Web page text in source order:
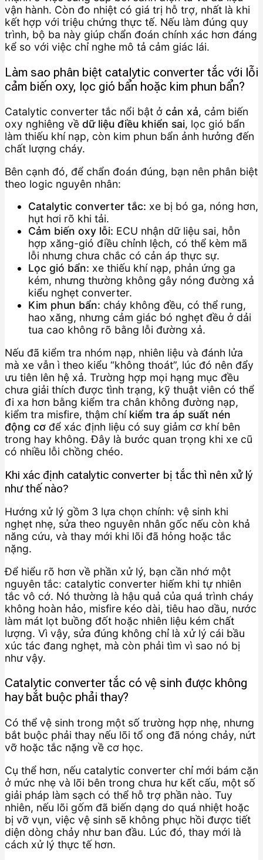
vận hành. Còn đo nhiệt có giá trị hỗ trợ, nhất là khi
kết hợp với triệu chứng thực tế. Nếu làm đúng quy
trình, bộ ba này giúp chẩn đoán chính xác hơn đáng
kể so với việc chỉ nghe mô tả cảm giác lái.
Làm sao phân biệt catalytic converter tắc với lỗi
cảm biến oxy, lọc gió bẩn hoặc kim phun bẩn?
Catalytic converter tắc nổi bật ở cản xả, cảm biến
oxy nghiêng về dữ liệu điều khiển sai, lọc gió bẩn
làm thiếu khí nạp, còn kim phun bẩn ảnh hưởng đến
chất lượng cháy.
Bên cạnh đó, để chẩn đoán đúng, bạn nên phân biệt
theo logic nguyên nhân:
Catalytic converter tắc: xe bị bó ga, nóng hơn,
hụt hơi rõ khi tải.
Cảm biến oxy lỗi: ECU nhận dữ liệu sai, hỗn
hợp xăng-gió điều chỉnh lệch, có thể kèm mã
lỗi nhưng chưa chắc có cản áp thực sự.
Lọc gió bẩn: xe thiếu khí nạp, phản ứng ga
kém, nhưng thường không gây nóng đường xả
kiểu nghẹt converter.
Kim phun bẩn: cháy không đều, có thể rung,
hao xăng, nhưng cảm giác bó nghẹt đều ở dải
tua cao không rõ bằng lỗi đường xả.
Nếu đã kiểm tra nhóm nạp, nhiên liệu và đánh lửa
mà xe vẫn ì theo kiểu “không thoát”, lúc đó nên đẩy
ưu tiên lên hệ xả. Trường hợp mọi hạng mục đều
chưa giải thích được tình trạng, kỹ thuật viên có thể
đi xa hơn bằng kiểm tra chân không đường nạp,
kiểm tra misfire, thậm chí kiểm tra áp suất nén
động cơ để xác định liệu có suy giảm cơ khí bên
trong hay không. Đây là bước quan trọng khi xe cũ
có nhiều lỗi chồng chéo.
Khi xác định catalytic converter bị tắc thì nên xử lý
như thế nào?
Hướng xử lý gồm 3 lựa chọn chính: vệ sinh khi
nghẹt nhẹ, sửa theo nguyên nhân gốc nếu còn khả
năng cứu, và thay mới khi lõi đã hỏng hoặc tắc
nặng.
Để hiểu rõ hơn về phần xử lý, bạn cần nhớ một
nguyên tắc: catalytic converter hiếm khi tự nhiên
tắc vô cớ. Nó thường là hậu quả của quá trình cháy
không hoàn hảo, misfire kéo dài, tiêu hao dầu, nước
làm mát lọt buồng đốt hoặc nhiên liệu kém chất
lượng. Vì vậy, sửa đúng không chỉ là xử lý cái bầu
xúc tác đang nghẹt, mà còn phải tìm vì sao nó bị
như vậy.
Catalytic converter tắc có vệ sinh được không
hay bắt buộc phải thay?
Có thể vệ sinh trong một số trường hợp nhẹ, nhưng
bắt buộc phải thay nếu lõi tổ ong đã nóng chảy, nứt
vỡ hoặc tắc nặng về cơ học.
Cụ thể hơn, nếu catalytic converter chỉ mới bám cặn
ở mức nhẹ và lõi bên trong chưa hư kết cấu, một số
giải pháp làm sạch có thể hỗ trợ phần nào. Tuy
nhiên, nếu lõi gốm đã biến dạng do quá nhiệt hoặc
bị vỡ vụn, việc vệ sinh sẽ không phục hồi được tiết
diện dòng chảy như ban đầu. Lúc đó, thay mới là
cách xử lý thực tế hơn.